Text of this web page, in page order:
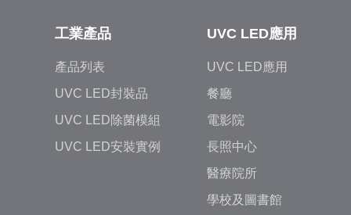
工業產品
產品列表
UVC LED封裝品
UVC LED除菌模組
UVC LED安裝實例
UVC LED應用
UVC LED應用
餐廳
電影院
長照中心
醫療院所
學校及圖書館